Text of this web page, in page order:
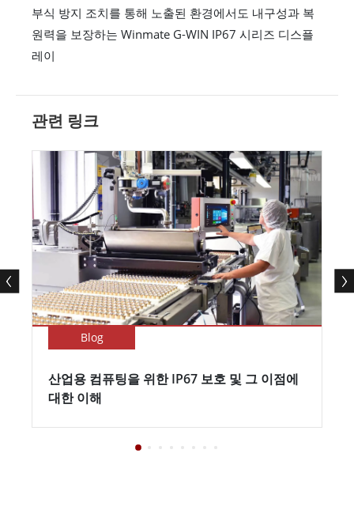
부식 방지 조치를 통해 노출된 환경에서도 내구성과 복
원력을 보장하는 Winmate G-WIN IP67 시리즈 디스플
레이
관련 링크
Blog
산업용 컴퓨팅을 위한 IP67 보호 및 그 이점에
대한 이해